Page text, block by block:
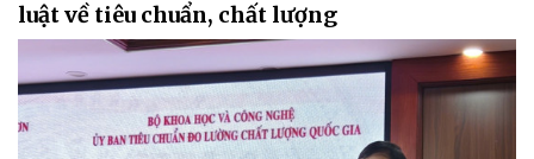
luật về tiêu chuẩn, chất lượng